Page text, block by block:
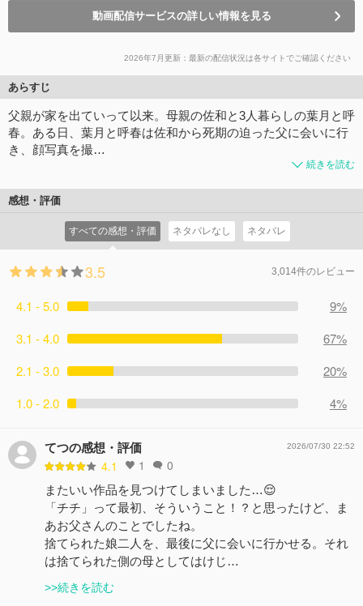
動画配信サービスの詳しい情報を見る
2026年7月更新：最新の配信状況は各サイトでご確認ください
あらすじ
父親が家を出ていって以来。母親の佐和と3人暮らしの葉月と呼
春。ある日、葉月と呼春は佐和から死期の迫った父に会いに行
き、顔写真を撮…
続きを読む
感想・評価
すべての感想・評価 ネタバレなし ネタバレ
3.5 3,014件のレビュー
4.1 - 5.0
9%
3.1 - 4.0
67%
2.1 - 3.0
20%
1.0 - 2.0
4%
てつの感想・評価
4.1 1 0
2026/07/30 22:52
またいい作品を見つけてしまいました…😌
「チチ」って最初、そういうこと！？と思ったけど、ま
あお父さんのことでしたね。
捨てられた娘二人を、最後に父に会いに行かせる。それ
は捨てられた側の母としてはけじ…
>>続きを読む